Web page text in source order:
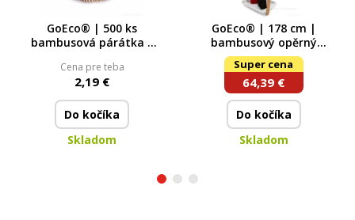
GoEco® | 500 ks
bambusová párátka |
Cena pre teba
2,19 €
Do kočíka
Skladom
GoEco® | 178 cm |
bambusový opěrný
regál s 5 policemi
Super cena
64,39 €
Do kočíka
Skladom